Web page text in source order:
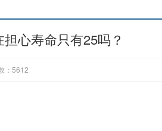
心寿命只有25吗？
： 5612